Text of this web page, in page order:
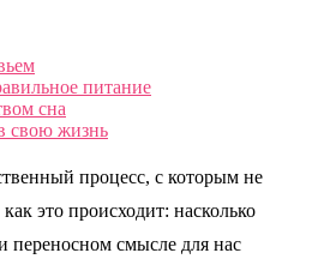
питание
сна
свою жизнь
процесс, с которым не
это происходит: насколько
смысле для нас